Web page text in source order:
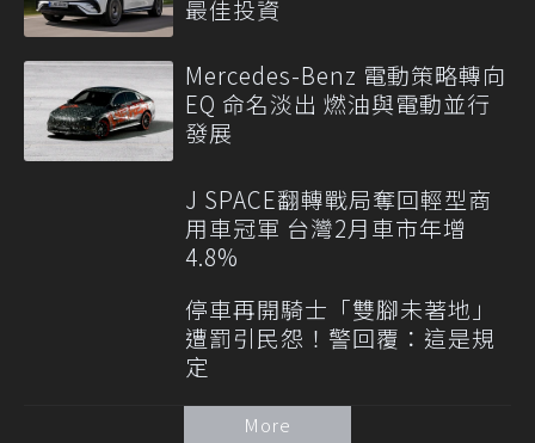
最佳投資
Mercedes-Benz 電動策略轉向
EQ 命名淡出 燃油與電動並行
發展
J SPACE翻轉戰局奪回輕型商
用車冠軍 台灣2月車市年增
4.8%
停車再開騎士「雙腳未著地」
遭罰引民怨！警回覆：這是規
定
More